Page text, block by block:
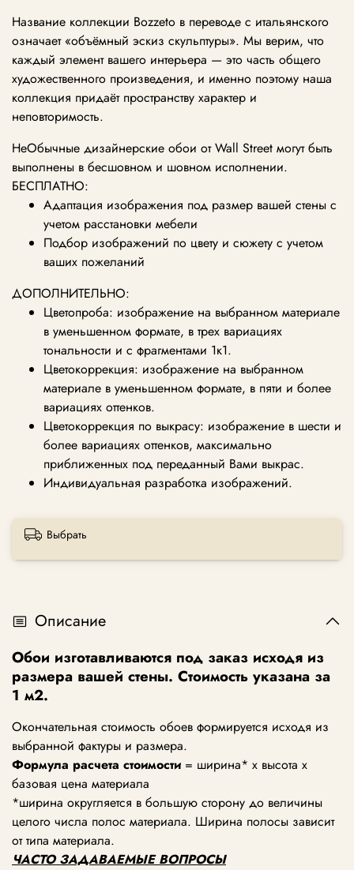
Название коллекции Bozzeto в переводе с итальянского
означает «объёмный эскиз скульптуры». Мы верим, что
каждый элемент вашего интерьера — это часть общего
художественного произведения, и именно поэтому наша
коллекция придаёт пространству характер и
неповторимость.
НеОбычные дизайнерские обои от Wall Street могут быть
выполнены в бесшовном и шовном исполнении.
БЕСПЛАТНО:
Адаптация изображения под размер вашей стены с
учетом расстановки мебели
Подбор изображений по цвету и сюжету с учетом
ваших пожеланий
ДОПОЛНИТЕЛЬНО:
Цветопроба: изображение на выбранном материале
в уменьшенном формате, в трех вариациях
тональности и с фрагментами 1к1.
Цветокоррекция: изображение на выбранном
материале в уменьшенном формате, в пяти и более
вариациях оттенков.
Цветокоррекция по выкрасу: изображение в шести и
более вариациях оттенков, максимально
приближенных под переданный Вами выкрас.
Индивидуальная разработка изображений.
Выбрать
Описание
Обои изготавливаются под заказ исходя из
размера вашей стены. Стоимость указана за
1 м2.
Окончательная стоимость обоев формируется исходя из
выбранной фактуры и размера.
Формула расчета стоимости = ширина* х высота х
базовая цена материала
*ширина округляется в большую сторону до величины
целого числа полос материала. Ширина полосы зависит
от типа материала.
ЧАСТО ЗАДАВАЕМЫЕ ВОПРОСЫ